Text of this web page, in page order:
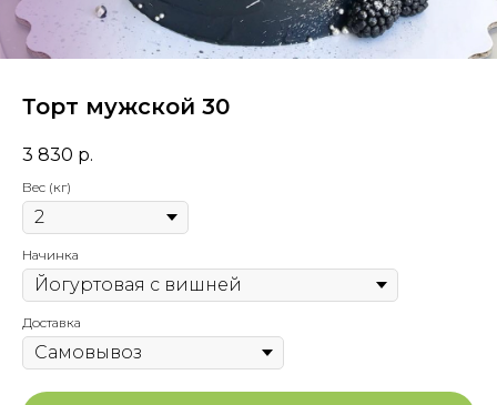
Торт мужской 30
3 830 р.
Вес (кг)
Начинка
Доставка